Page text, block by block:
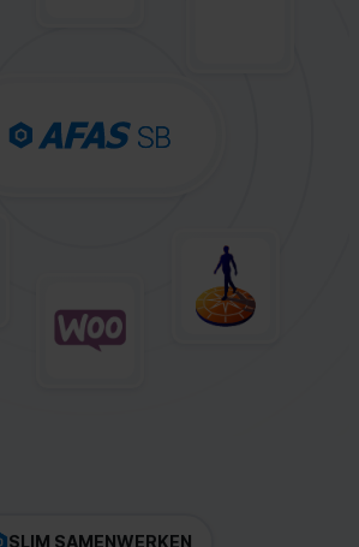
SLIM SAMENWERKEN